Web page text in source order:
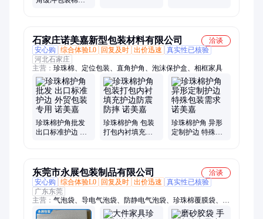
石家庄诺美嘉新型包装材料有限公司
洽谈
安心购
综合体验L0 回复及时 出价迅速
真实性已核验
河北石家庄
主营： 珍珠棉、定位包装、直角护角、泡沫保护盒、相框家具
珍珠棉护角批发
出口标准护边 外
珍珠棉护角 包装
打包内衬填充护
珍珠棉护角 异形
定制护边 特殊包
东莞市永展包装制品有限公司
洽谈
安心购
综合体验L0 回复及时 出价迅速
真实性已核验
广东东莞
主营： 气泡袋、导电气泡袋、防静电气泡袋、珍珠棉覆膜袋、珍
珠棉、珍珠棉复铝膜、cpe胶袋